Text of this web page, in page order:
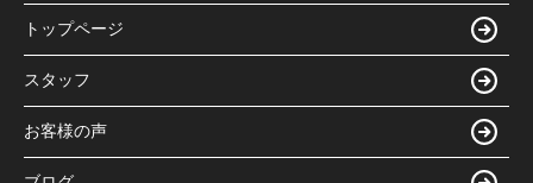
トップページ
スタッフ
お客様の声